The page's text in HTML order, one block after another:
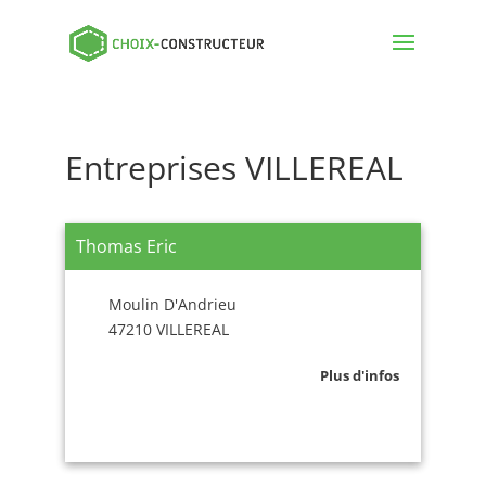
Entreprises VILLEREAL
Thomas Eric
Moulin D'Andrieu
47210 VILLEREAL
Plus d'infos